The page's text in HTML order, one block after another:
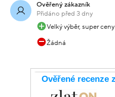
Ověřený zákazník
Přidáno před 3 dny
Velký výběr, super ceny
Žádná